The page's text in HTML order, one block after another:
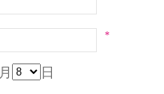
*
月 日